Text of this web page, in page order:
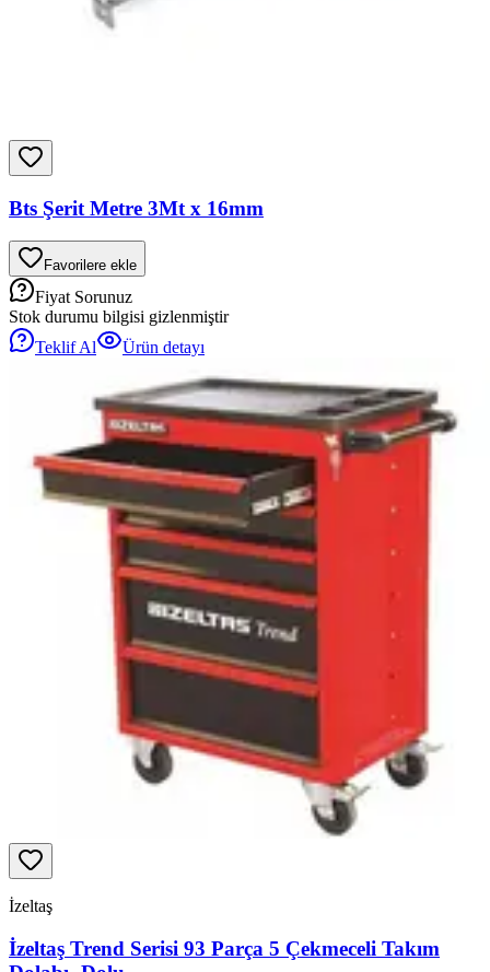
Bts Şerit Metre 3Mt x 16mm
Favorilere ekle
Fiyat Sorunuz
Stok durumu bilgisi gizlenmiştir
Teklif Al
Ürün detayı
İzeltaş
İzeltaş Trend Serisi 93 Parça 5 Çekmeceli Takım